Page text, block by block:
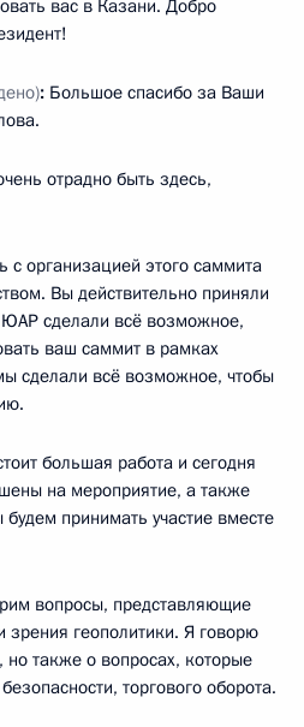
вас в Казани. Добро
: Большое спасибо за Ваши
отрадно быть здесь,
с организацией этого саммита
Вы действительно приняли
сделали всё возможное,
ваш саммит в рамках
сделали всё возможное, чтобы
большая работа и сегодня
на мероприятие, а также
принимать участие вместе
вопросы, представляющие
зрения геополитики. Я говорю
но также о вопросах, которые
торгового оборота.